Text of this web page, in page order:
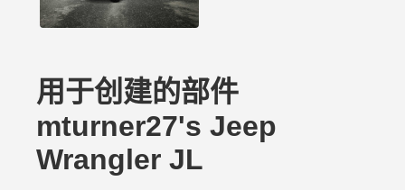
用于创建的部件
mturner27's Jeep
Wrangler JL